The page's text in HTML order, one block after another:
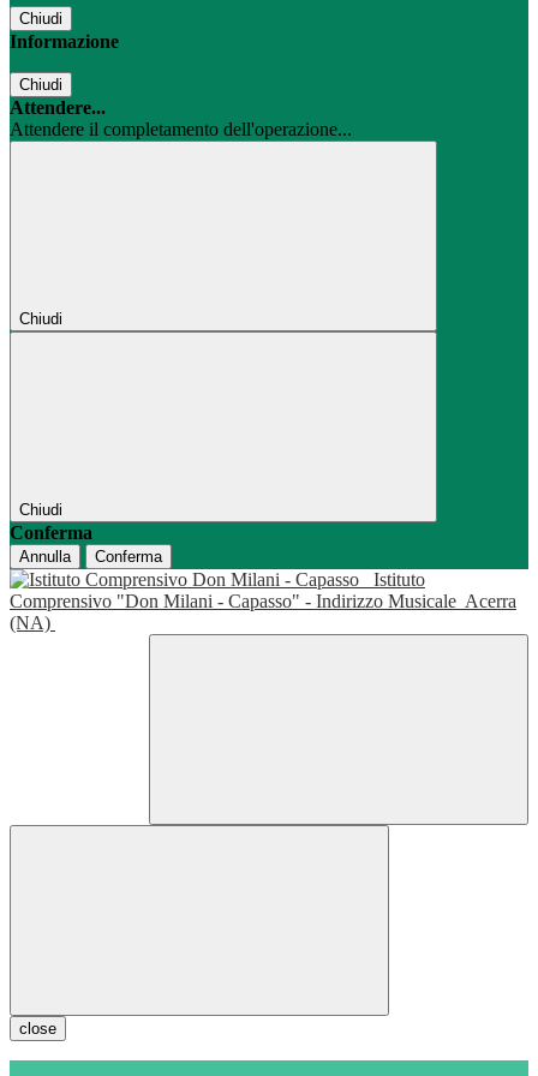
Chiudi
Informazione
Chiudi
Attendere...
Attendere il completamento dell'operazione...
Chiudi
Chiudi
Conferma
Annulla Conferma
Istituto
Comprensivo "Don Milani - Capasso" - Indirizzo Musicale Acerra
(NA)
close